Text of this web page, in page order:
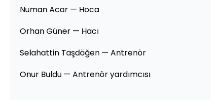
Numan Acar — Hoca
Orhan Güner — Hacı
Selahattin Taşdöğen — Antrenör
Onur Buldu — Antrenör yardımcısı